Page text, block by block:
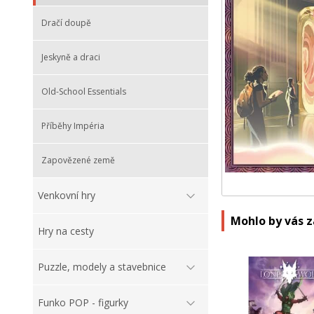
Dračí doupě
Jeskyně a draci
Old-School Essentials
Příběhy Impéria
Zapovězené země
Venkovní hry
Hry na cesty
Puzzle, modely a stavebnice
Funko POP - figurky
Mohlo by vás